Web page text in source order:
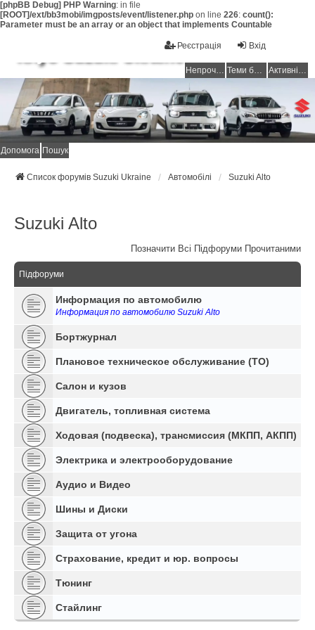
[phpBB Debug] PHP Warning: in file
[ROOT]/ext/bb3mobi/imgposts/event/listener.php on line 226: count():
Parameter must be an array or an object that implements Countable
Вхід
Реєстрація
Непрочитані повідомлення Теми без відповідей Активні теми
Клуб Suzuki Ukraine
Допомога Пошук
Список форумів Suzuki Ukraine Автомобілі Suzuki Alto
Suzuki Alto
Позначити Всі Підфоруми Прочитаними
Підфоруми
Информация по автомобилю
Информация по автомобилю Suzuki Alto
Бортжурнал
Плановое техническое обслуживание (ТО)
Салон и кузов
Двигатель, топливная система
Ходовая (подвеска), трансмиссия (МКПП, АКПП)
Электрика и электрооборудование
Аудио и Видео
Шины и Диски
Защита от угона
Страхование, кредит и юр. вопросы
Тюнинг
Стайлинг